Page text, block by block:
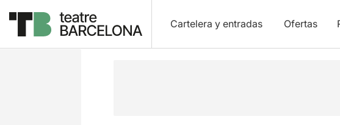
Cartelera y entradas Ofertas